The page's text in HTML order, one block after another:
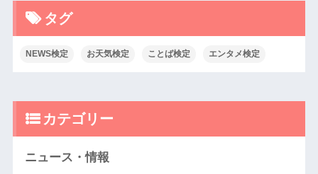
タグ
NEWS検定 お天気検定 ことば検定 エンタメ検定
カテゴリー
ニュース・情報